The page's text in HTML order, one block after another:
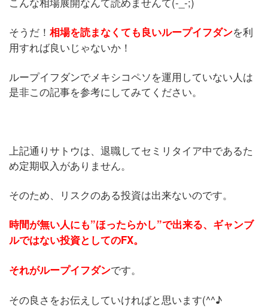
そうだ！ 相場を読まなくても良いループイフダンを利
用すれば良いじゃないか！
ループイフダンでメキシコペソを運用していない人は
是非この記事を参考にしてみてください。
上記通りサトウは、退職してセミリタイア中であるた
め定期収入がありません。
そのため、リスクのある投資は出来ないのです。
時間が無い人にも”ほったらかし”で出来る、ギャンブ
ルではない投資としてのFX。
それがループイフダンです。
その良さをお伝えしていければと思います(^^♪